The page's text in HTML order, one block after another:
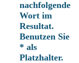
nachfolgende
Wort im
Resultat.
Benutzen Sie
* als
Platzhalter.